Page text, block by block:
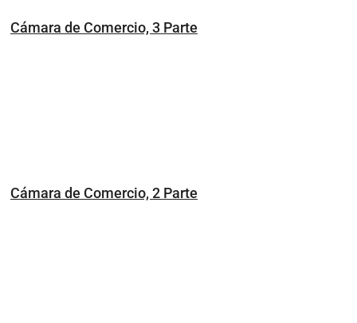
Cámara de Comercio, 3 Parte
Cámara de Comercio, 2 Parte